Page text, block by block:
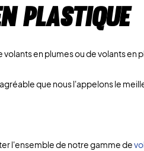
plastique
en plumes ou de volants en
que nous l'appelons le
l'ensemble de notre gamme de